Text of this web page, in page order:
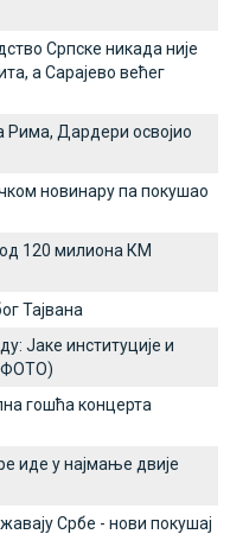
Српске никада није
а Сарајево већег
Рима, Дардери освојио
новинару па покушао
120 милиона КМ
Тајвана
Јаке институције и
(ФОТО)
гошћа концерта
иде у најмање двије
Србе - нови покушај